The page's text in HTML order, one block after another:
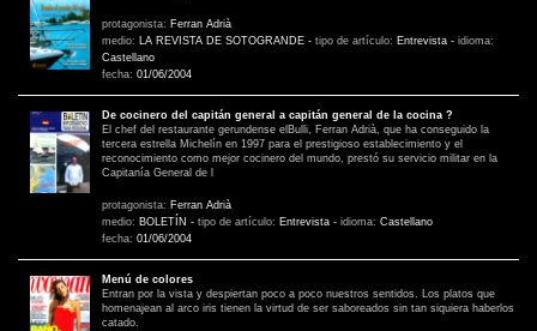
protagonista: Ferran Adrià
medio: LA REVISTA DE SOTOGRANDE - tipo de artículo: Entrevista - idioma:
Castellano
fecha: 01/06/2004
De cocinero del capitán general a capitán general de la cocina ?
El chef del restaurante gerundense elBulli, Ferran Adrià, que ha conseguido la
tercera estrella Michelín en 1997 para el prestigioso establecimiento y el
reconocimiento como mejor cocinero del mundo, prestó su servicio militar en la
Capitanía General de l
protagonista: Ferran Adrià
medio: BOLETÍN - tipo de artículo: Entrevista - idioma: Castellano
fecha: 01/06/2004
Menú de colores
Entran por la vista y despiertan poco a poco nuestros sentidos. Los platos que
homenajean al arco iris tienen la virtud de ser saboreados sin tan siquiera haberlos
catado.